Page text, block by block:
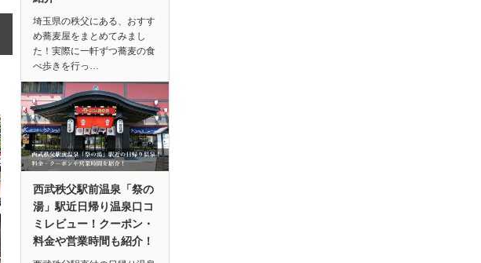
埼玉県の秩父にある、おすす
め蕎麦屋をまとめてみまし
た！実際に一軒ずつ蕎麦の食
べ歩きを行っ…
西武秩父駅前温泉「祭の
湯」駅近日帰り温泉口コ
ミレビュー！クーポン・
料金や営業時間も紹介！